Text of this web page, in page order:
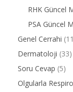
RHK Güncel
PSA Güncel
Genel Cerrahi
Dermatoloji (33)
Soru Cevap (5)
Olgularla